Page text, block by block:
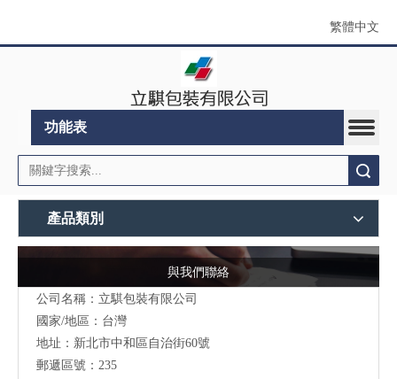
繁體中文
功能表
產品類別
與我們聯絡
公司名稱：立騏包裝有限公司
國家/地區：台灣
地址： 新北市中和區自治街60號
郵遞區號：235